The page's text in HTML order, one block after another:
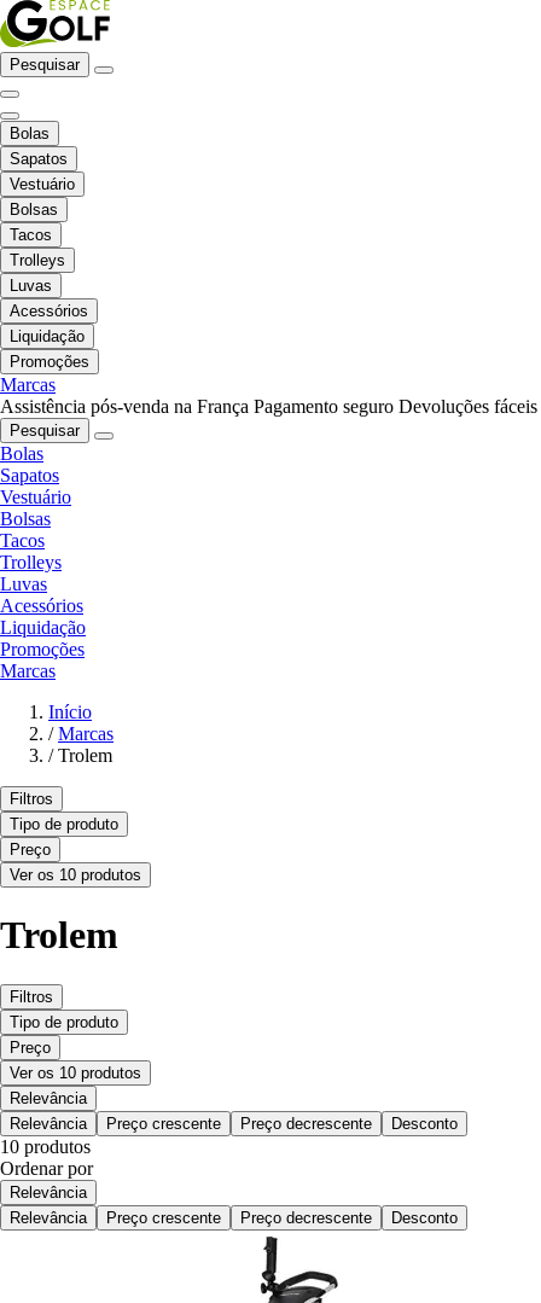
Pesquisar
Bolas
Sapatos
Vestuário
Bolsas
Tacos
Trolleys
Luvas
Acessórios
Liquidação
Promoções
Marcas
Assistência pós-venda na França Pagamento seguro Devoluções fáceis
Pesquisar
Bolas
Sapatos
Vestuário
Bolsas
Tacos
Trolleys
Luvas
Acessórios
Liquidação
Promoções
Marcas
Início
/ Marcas
/ Trolem
Filtros
Tipo de produto
Preço
Ver os 10 produtos
Trolem
Filtros
Tipo de produto
Preço
Ver os 10 produtos
Relevância
Relevância
Preço crescente Preço decrescente Desconto
10 produtos
Ordenar por
Relevância
Relevância
Preço crescente Preço decrescente Desconto